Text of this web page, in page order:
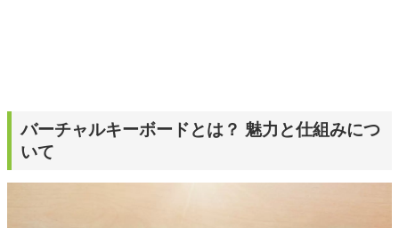
バーチャルキーボードとは？ 魅力と仕組みにつ
いて